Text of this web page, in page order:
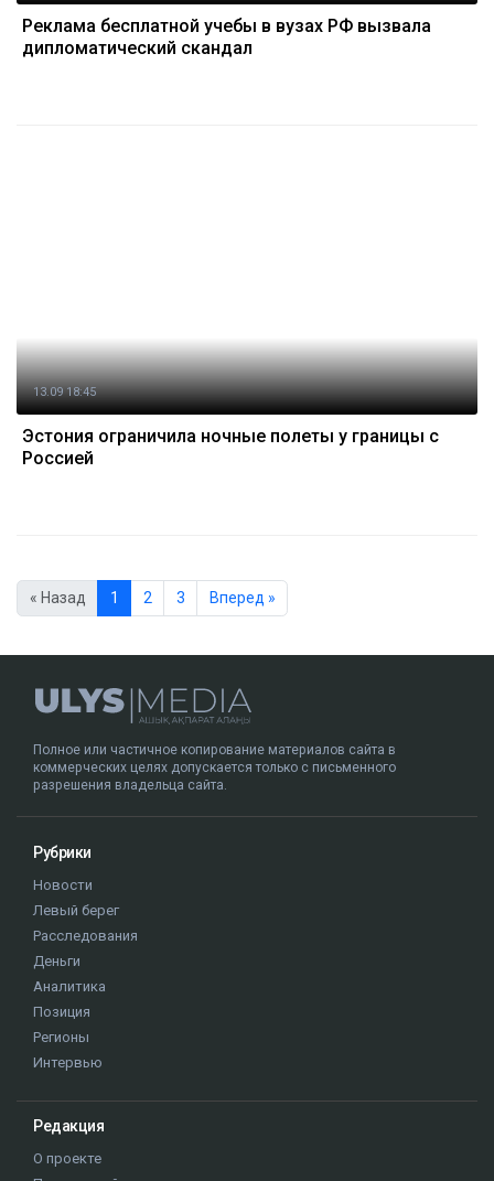
Реклама бесплатной учебы в вузах РФ вызвала
дипломатический скандал
13.09 18:45
Эстония ограничила ночные полеты у границы с
Россией
« Назад 1 2 3 Вперед »
Полное или частичное копирование материалов сайта в
коммерческих целях допускается только с письменного
разрешения владельца сайта.
Рубрики
Новости
Левый берег
Расследования
Деньги
Аналитика
Позиция
Регионы
Интервью
Редакция
О проекте